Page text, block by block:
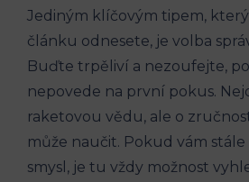
Jediným klíčovým tipem,
článku odnesete, je volba
Buďte trpěliví a nezoufejte,
nepovede na první pokus.
raketovou vědu, ale o
může naučit. Pokud vám
smysl, je tu vždy možnost